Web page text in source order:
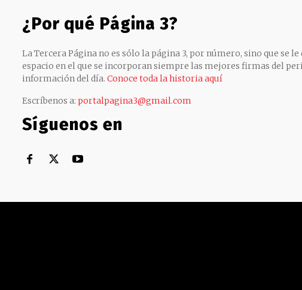
¿Por qué Página 3?
La Tercera Página no es sólo la página 3, por número, sino que se
espacio en el que se incorporan siempre las mejores firmas del
información del día. Conoce toda la historia aquí
Escríbenos a: portalpagina3@gmail.com
Síguenos en